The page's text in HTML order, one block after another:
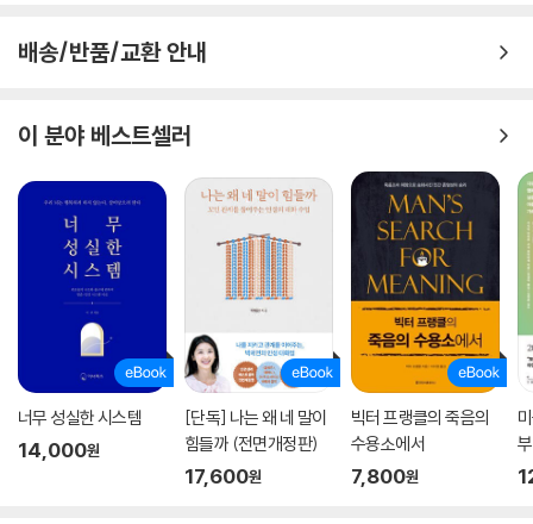
구적 위기가 한 권의 책이라면 지금은 2장쯤에 와 있다고나 할까. 그리고
갖추지는 못했으나, 우리는 목표를 향해 계속 노력하는 중이다.
우리 사회에 산재한 많은 문제의 원인이 아동기의 부정적 경험에 있다는
것을 이해하면, 아이들이 겪는 부정적 경험을 줄이고 보호자들의 완충 능
력을 향상시키려는 노력들이 그 해결책으로서 의미가 있다. 거기서부터 시
작해 우리는 계속 다음 단계로 나아갈 수 있다. 그 정보를 해석해 더욱 효율
적인 교육 커리큘럼을 만들고, 유독성 스트레스의 생체지표를 식별할 수
있는 혈액검사를 개발하고, 거기서 다시 더 광범위한 해결책들과 혁신으로
이어나가며 유독성 스트레스의 해악을 조금 조금씩, 이어 성큼성큼 줄여나
가는 것이다.
--- p.394
“아이들은 반복적인 스트레스 반응에 특히 민감하다. 고강도의 역경은 뇌
응 체계가 조절 장애 패턴으로 배선되고 나면 그 생물학적 영향은 점점 퍼
져나가 신체 내부 기관들에서 여러 문제를 일으킨다. 신체는 커다랗고 섬
세한 스위스 시계와 같아서 면역계에서 일어나는 일은 심혈관계에서 일어
나는 일에도 깊이 연관된다.”(120쪽)
해리스는 아동기의 부정적 경험의 수가 많을수록, 스트레스 반응 체계가
다수의 스트레스 요인들에 더 자주, 더 강렬하게 반응한다고 밝힌다. 그리
고 우리 몸이 스트레스에 어떻게 반응하는지 신경계, 호르몬계, 면역계를
기반으로 상세히 설명한다.
아동기 부정적 경험이 우리의 몸에 미치는 직접적인 영향들
1. 신경계 - 생존을 위해 효율적으로 정보를 처리하는 최전선
배송/반품/교환 안내
이 분야 베스트셀러
너무 성실한 시스템
14,000원
[단독] 나는 왜 네 말이
힘들까 (전면개정판)
17,600원
빅터 프랭클의 죽음의
수용소에서
7,800원